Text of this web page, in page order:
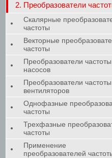
2. Преобразователи
Скалярные
частоты
Векторные
частоты
Преобразователи
насосов
Преобразователи
вентиляторов
Однофазные
частоты
Трехфазные
частоты
Применение
преобразователей